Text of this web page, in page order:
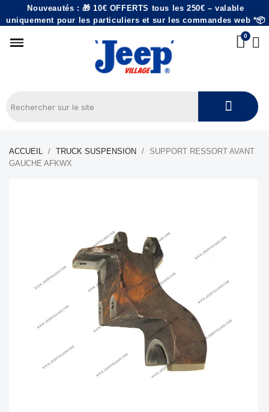
Nouveautés : 🎁 10€ OFFERTS tous les 250€ – valable
uniquement pour les particuliers et sur les commandes web *📦
ACCUEIL TRUCK SUSPENSION
SUPPORT RESSORT AVANT
GAUCHE AFKWX